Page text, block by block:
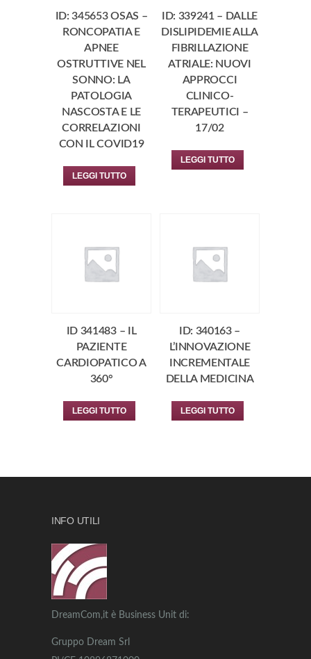
ID: 345653 OSAS –
RONCOPATIA E
APNEE
OSTRUTTIVE NEL
SONNO: LA
PATOLOGIA
NASCOSTA E LE
CORRELAZIONI
CON IL COVID19
LEGGI TUTTO
ID: 339241 – DALLE
DISLIPIDEMIE ALLA
FIBRILLAZIONE
ATRIALE: NUOVI
APPROCCI
CLINICO-
TERAPEUTICI –
17/02
LEGGI TUTTO
ID 341483 – IL
PAZIENTE
CARDIOPATICO A
360°
LEGGI TUTTO
ID: 340163 –
L’INNOVAZIONE
INCREMENTALE
DELLA MEDICINA
LEGGI TUTTO
INFO UTILI
DreamCom,it è Business Unit di:
Gruppo Dream Srl